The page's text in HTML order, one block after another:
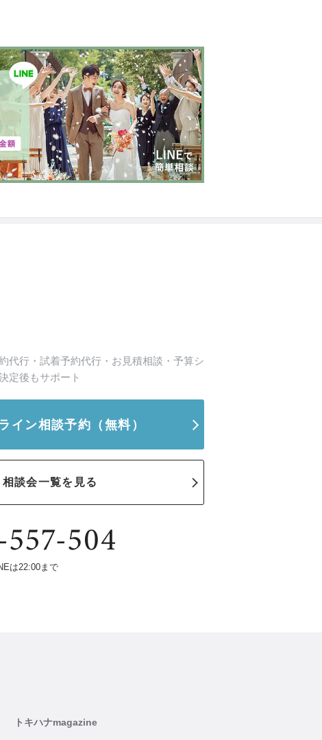
代行・試着予約代行・お見積相談・予算シ
定後もサポート
イン相談予約 （無料）
相談会一覧を見る
は22:00まで
トキハナmagazine